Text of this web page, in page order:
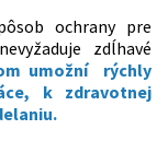
ochrany pre
zdĺhavé
umožní rýchly
k zdravotnej